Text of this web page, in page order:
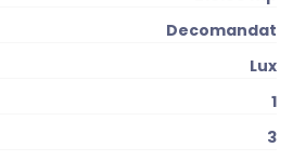
Decomandat
Lux
1
3